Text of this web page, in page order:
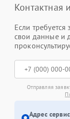
Контактная
Если требуется
свои данные и
Отправляя
Адрес